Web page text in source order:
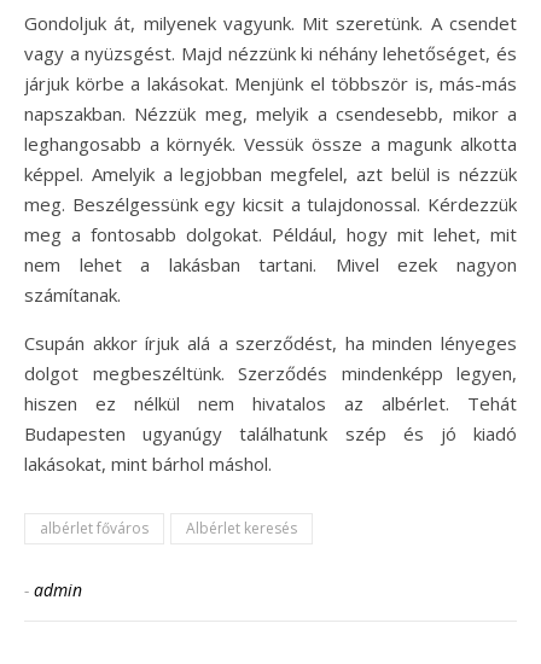
Gondoljuk át, milyenek vagyunk. Mit szeretünk. A csendet
vagy a nyüzsgést. Majd nézzünk ki néhány lehetőséget, és
járjuk körbe a lakásokat. Menjünk el többször is, más-más
napszakban. Nézzük meg, melyik a csendesebb, mikor a
leghangosabb a környék. Vessük össze a magunk alkotta
képpel. Amelyik a legjobban megfelel, azt belül is nézzük
meg. Beszélgessünk egy kicsit a tulajdonossal. Kérdezzük
meg a fontosabb dolgokat. Például, hogy mit lehet, mit
nem lehet a lakásban tartani. Mivel ezek nagyon
számítanak.
Csupán akkor írjuk alá a szerződést, ha minden lényeges
dolgot megbeszéltünk. Szerződés mindenképp legyen,
hiszen ez nélkül nem hivatalos az albérlet. Tehát
Budapesten ugyanúgy találhatunk szép és jó kiadó
lakásokat, mint bárhol máshol.
albérlet főváros Albérlet keresés
- admin